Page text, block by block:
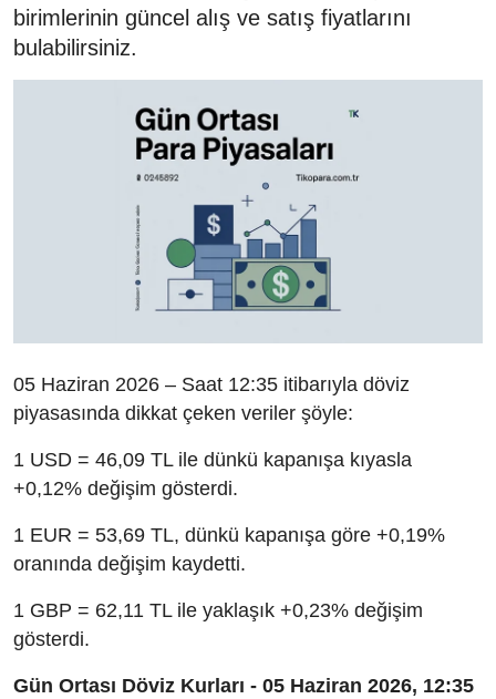
birimlerinin güncel alış ve satış fiyatlarını
bulabilirsiniz.
05 Haziran 2026 – Saat 12:35 itibarıyla döviz
piyasasında dikkat çeken veriler şöyle:
1 USD = 46,09 TL ile dünkü kapanışa kıyasla
+0,12% değişim gösterdi.
1 EUR = 53,69 TL, dünkü kapanışa göre +0,19%
oranında değişim kaydetti.
1 GBP = 62,11 TL ile yaklaşık +0,23% değişim
gösterdi.
Gün Ortası Döviz Kurları - 05 Haziran 2026, 12:35